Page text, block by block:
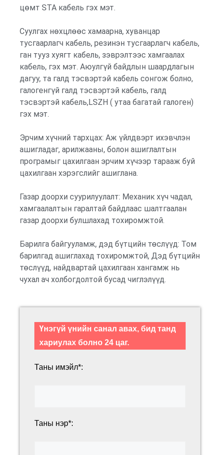
цөмт STA кабель гэх мэт.
Суулгах нөхцлөөс хамаарна, хуванцар
тусгаарлагч кабель, резинэн тусгаарлагч кабель,
ган тууз хуягт кабель, зэврэлтээс хамгаалах
кабель, гэх мэт. Аюулгүй байдлын шаардлагын
дагуу, та галд тэсвэртэй кабель сонгож болно,
галогенгүй галд тэсвэртэй кабель, галд
тэсвэртэй кабель,LSZH ( утаа багатай галоген)
гэх мэт.
Эрчим хүчний тархцах: Аж үйлдвэрт ихэвчлэн
ашигладаг, арилжааны, болон ашиглалтын
програмыг цахилгаан эрчим хүчээр тарааж буй
цахилгаан хэрэгслийг ашиглана.
Газар доорхи суурилуулалт: Механик хүч чадал,
хамгаалалтын гаралтай байдлаас шалтгаалан
газар доорхи булшлахад тохиромжтой.
Барилга байгууламж, дэд бүтцийн төслүүд: Том
барилгад ашиглахад тохиромжтой, Дэд бүтцийн
төслүүд, найдвартай цахилгаан хангамж нь
чухал ач холбогдолтой бусад чиглэлүүд.
Үнэгүй үнийн санал авах, бид танд
хариулах болно 24 цаг.
Таны имэйл*:
Таны нэр*: